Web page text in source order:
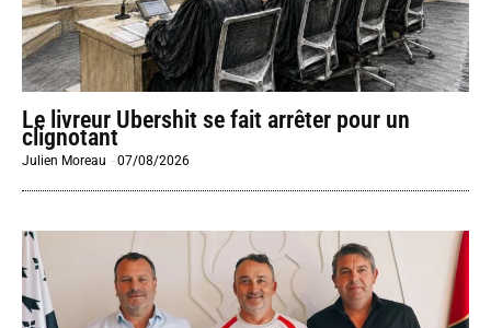
Le livreur Ubershit se fait arrêter pour un
clignotant
Julien Moreau -07/08/2026